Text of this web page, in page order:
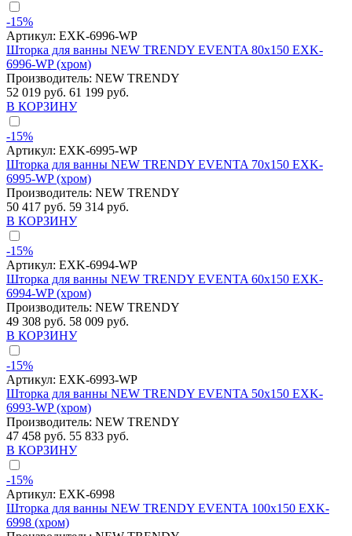
-15%
Артикул: EXK-6996-WP
Шторка для ванны NEW TRENDY EVENTA 80x150 EXK-
6996-WP (хром)
Производитель: NEW TRENDY
52 019 руб. 61 199 руб.
В КОРЗИНУ
-15%
Артикул: EXK-6995-WP
Шторка для ванны NEW TRENDY EVENTA 70x150 EXK-
6995-WP (хром)
Производитель: NEW TRENDY
50 417 руб. 59 314 руб.
В КОРЗИНУ
-15%
Артикул: EXK-6994-WP
Шторка для ванны NEW TRENDY EVENTA 60x150 EXK-
6994-WP (хром)
Производитель: NEW TRENDY
49 308 руб. 58 009 руб.
В КОРЗИНУ
-15%
Артикул: EXK-6993-WP
Шторка для ванны NEW TRENDY EVENTA 50x150 EXK-
6993-WP (хром)
Производитель: NEW TRENDY
47 458 руб. 55 833 руб.
В КОРЗИНУ
-15%
Артикул: EXK-6998
Шторка для ванны NEW TRENDY EVENTA 100x150 EXK-
6998 (хром)